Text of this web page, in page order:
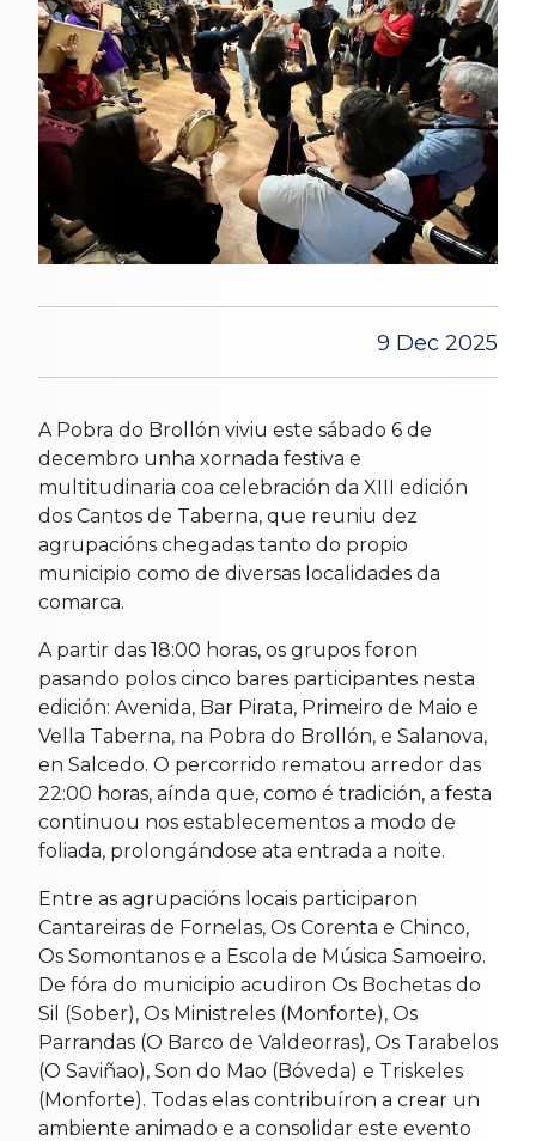
9 Dec 2025
A Pobra do Brollón viviu este sábado 6 de
decembro unha xornada festiva e
multitudinaria coa celebración da XIII edición
dos Cantos de Taberna, que reuniu dez
agrupacións chegadas tanto do propio
municipio como de diversas localidades da
comarca.
A partir das 18:00 horas, os grupos foron
pasando polos cinco bares participantes nesta
edición: Avenida, Bar Pirata, Primeiro de Maio e
Vella Taberna, na Pobra do Brollón, e Salanova,
en Salcedo. O percorrido rematou arredor das
22:00 horas, aínda que, como é tradición, a festa
continuou nos establecementos a modo de
foliada, prolongándose ata entrada a noite.
Entre as agrupacións locais participaron
Cantareiras de Fornelas, Os Corenta e Chinco,
Os Somontanos e a Escola de Música Samoeiro.
De fóra do municipio acudiron Os Bochetas do
Sil (Sober), Os Ministreles (Monforte), Os
Parrandas (O Barco de Valdeorras), Os Tarabelos
(O Saviñao), Son do Mao (Bóveda) e Triskeles
(Monforte). Todas elas contribuíron a crear un
ambiente animado e a consolidar este evento